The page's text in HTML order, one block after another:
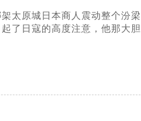
太原城日本商人震动整个
了日寇的高度注意，他那大